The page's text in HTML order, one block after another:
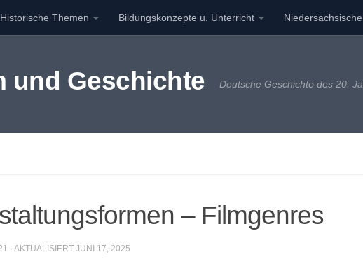
Historische Themen Bildungskonzepte u. Unterricht
und Geschichte Deutsche Geschichte des 20.
– Filmgenres
· AKTUALISIERT JUNI 17, 2025